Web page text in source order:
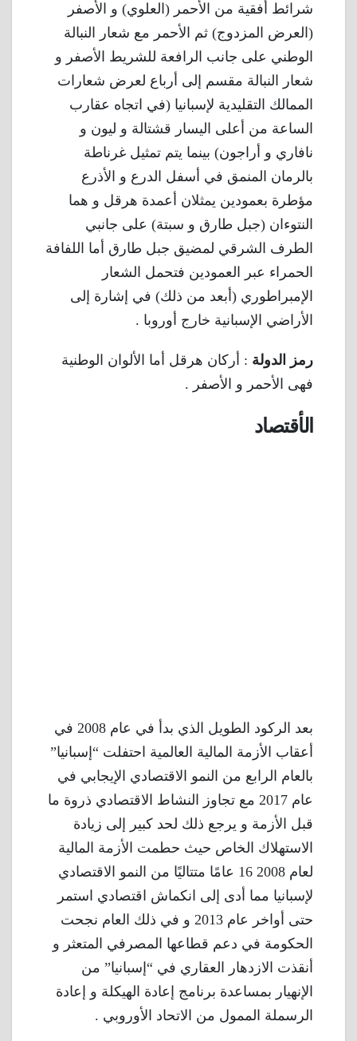
شرائط أفقية من الأحمر (العلوي) و الأصفر
(العرض المزدوج) ثم الأحمر مع شعار النبالة
الوطني على جانب الرافعة للشريط الأصفر و
شعار النبالة مقسم إلى أرباع لعرض شعارات
الممالك التقليدية لإسبانيا (في اتجاه عقارب
الساعة من أعلى اليسار قشتالة و ليون و
نافاري و أراجون) بينما يتم تمثيل غرناطة
بالرمان المنمق في أسفل الدرع و الأذرع
مؤطرة بعمودين يمثلان أعمدة هرقل و هما
النتوءان (جبل طارق و سبتة) على جانبي
الطرف الشرقي لمضيق جبل طارق أما اللفافة
الحمراء عبر العمودين فتحمل الشعار
الإمبراطوري (أبعد من ذلك) في إشارة إلى
الأراضي الإسبانية خارج أوروبا .
رمز الدولة : أركان هرقل أما الألوان الوطنية
فهى الأحمر و الأصفر .
الأقتصاد
بعد الركود الطويل الذي بدأ في عام 2008 في
أعقاب الأزمة المالية العالمية احتفلت “إسبانيا”
بالعام الرابع من النمو الاقتصادي الإيجابي في
عام 2017 مع تجاوز النشاط الاقتصادي ذروة ما
قبل الأزمة و يرجع ذلك لحد كبير إلى زيادة
الاستهلاك الخاص حيث حطمت الأزمة المالية
لعام 2008 16 عامًا متتاليًا من النمو الاقتصادي
لإسبانيا مما أدى إلى انكماش اقتصادي استمر
حتى أواخر عام 2013 و في ذلك العام نجحت
الحكومة في دعم قطاعها المصرفي المتعثر و
أنقذت الازدهار العقاري في “إسبانيا” من
الإنهيار بمساعدة برنامج إعادة الهيكلة و إعادة
الرسملة الممول من الاتحاد الأوروبي .